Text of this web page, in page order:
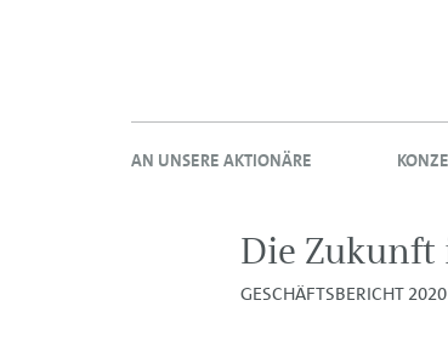
AN UNSERE AKTIONÄRE
Die Zukunft
GESCHÄFTSBERICHT 2020